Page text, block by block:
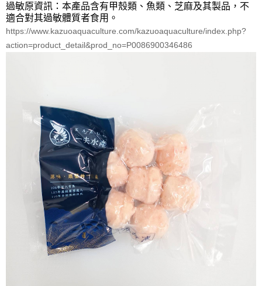
過敏原資訊：本產品含有甲殼類、⿂類、芝⿇及其製品，不
適合對其過敏體質者食用。
https://www.kazuoaquaculture.com/kazuoaquaculture/index.php?
action=product_detail&prod_no=P0086900346486